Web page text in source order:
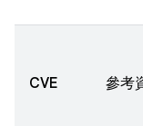
CVE 參考